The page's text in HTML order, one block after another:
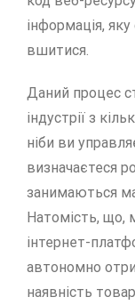
інформація,
вшитися.
Даний процес
індустрії з
ніби ви
визначаєтеся
занимаються
Натомість, що,
інтернет-
автономно
наявність